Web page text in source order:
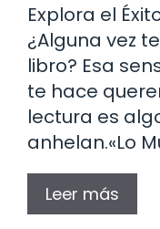
Explora el
¿Alguna vez
libro? Esa
te hace
lectura es
anhelan.«Lo
Leer más